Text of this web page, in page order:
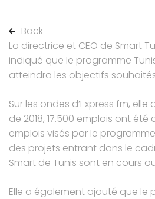
Back
La directrice et CEO de Smart
indiqué que le programme
atteindra les objectifs
Sur les ondes d’Express fm,
de 2018, 17.500 emplois ont été
emplois visés par le
des projets entrant dans le
Smart de Tunis sont en cours
Elle a également ajouté que le